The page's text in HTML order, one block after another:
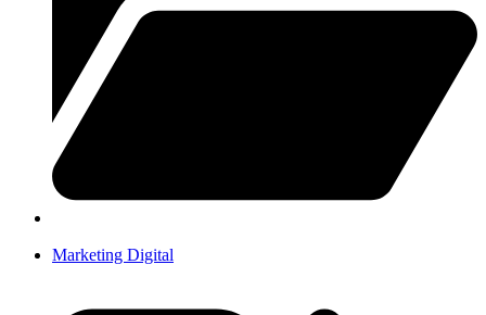
Marketing Digital